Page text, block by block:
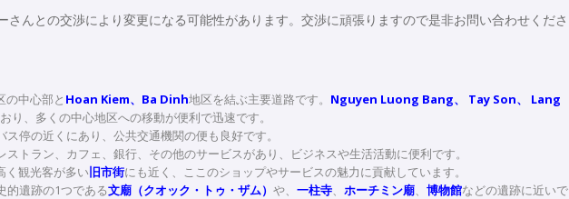
んとの交渉により変更になる可能性があります。交渉に頑張りますので是非お問い合わせくださ
の中心部と Hoan Kiem、Ba Dinh地区を結ぶ主要道路です。 Nguyen Luong Bang、 Tay Son、 Lang
り、多くの中心地区への移動が便利で迅速です。
停の近くにあり、公共交通機関の便も良好です。
トラン、カフェ、銀行、その他のサービスがあり、ビジネスや生活活動に便利です。
く観光客が多い旧市街にも近く、ここのショップやサービスの魅力に貢献しています。
的遺跡の1つである文廟（クオック・トゥ・ザム） や、 一柱寺、 ホーチミン廟、 博物館などの遺跡に近いで